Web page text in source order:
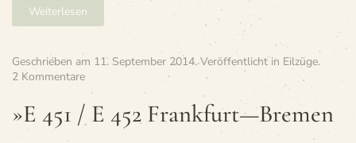
Weiterlesen
Geschrieben am 11. September 2014. Veröffentlicht in Eilzüge.
2 Kommentarezu
»E
451
/
»E 451 / E 452 Frankfurt—Bremen